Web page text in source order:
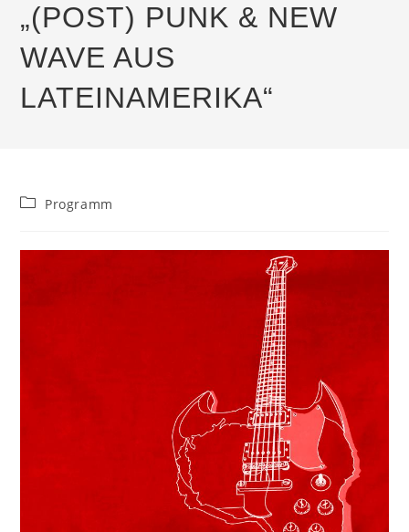
„(POST) PUNK & NEW
WAVE AUS
LATEINAMERIKA“
Beitrags-
Programm